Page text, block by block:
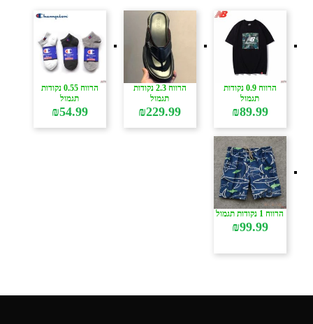
הרווח 0.9 נקודות
תגמול
₪89.99
הרווח 2.3 נקודות
תגמול
₪229.99
הרווח 0.55 נקודות
תגמול
₪54.99
הרווח 1 נקודות תגמול
₪99.99